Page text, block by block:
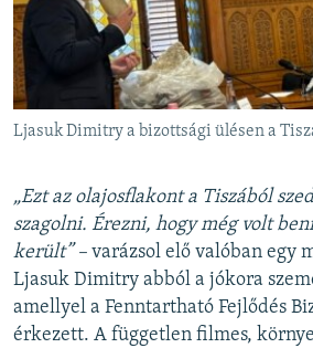
Ljasuk Dimitry a bizottsági ülésen a
„Ezt az olajosflakont a Tiszából
szagolni. Érezni, hogy még volt
került” – varázsol elő valóban egy
Ljasuk Dimitry abból a jókora
amellyel a Fenntartható Fejlődés
érkezett. A független filmes,